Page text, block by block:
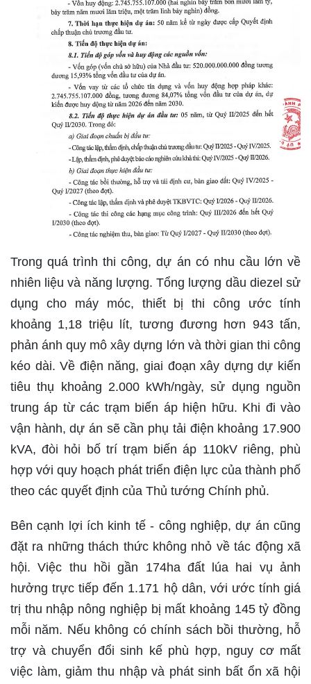
Trong quá trình thi công, dự án có nhu cầu lớn về
nhiên liệu và năng lượng. Tổng lượng dầu diezel sử
dụng cho máy móc, thiết bị thi công ước tính
khoảng 1,18 triệu lít, tương đương hơn 943 tấn,
phản ánh quy mô xây dựng lớn và thời gian thi công
kéo dài. Về điện năng, giai đoạn xây dựng dự kiến
tiêu thụ khoảng 2.000 kWh/ngày, sử dụng nguồn
trung áp từ các trạm biến áp hiện hữu. Khi đi vào
vận hành, dự án sẽ cần phụ tải điện khoảng 17.900
kVA, đòi hỏi bố trí trạm biến áp 110kV riêng, phù
hợp với quy hoạch phát triển điện lực của thành phố
theo các quyết định của Thủ tướng Chính phủ.
Bên cạnh lợi ích kinh tế - công nghiệp, dự án cũng
đặt ra những thách thức không nhỏ về tác động xã
hội. Việc thu hồi gần 174ha đất lúa hai vụ ảnh
hưởng trực tiếp đến 1.171 hộ dân, với ước tính giá
trị thu nhập nông nghiệp bị mất khoảng 145 tỷ đồng
mỗi năm. Nếu không có chính sách bồi thường, hỗ
trợ và chuyển đổi sinh kế phù hợp, nguy cơ mất
việc làm, giảm thu nhập và phát sinh bất ổn xã hội